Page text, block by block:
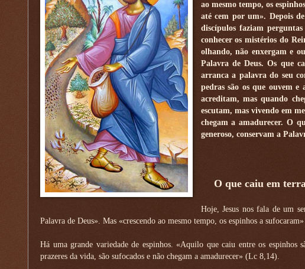
ao mesmo tempo, os
até cem por um». Depois
discípulos faziam
conhecer os mistérios do
olhando, não enxergam e
Palavra de Deus. Os que
arranca a palavra do seu
pedras são os que ouvem
acreditam, mas quando
escutam, mas vivendo em
chegam a amadurecer. O
generoso, conservam a
O que caiu em
Hoje, Jesus nos fala de um
Palavra de Deus». Mas «crescendo ao mesmo tempo, os espinhos a
Há uma grande variedade de espinhos. «Aquilo que caiu entre os espinhos
prazeres da vida, são sufocados e não chegam a amadurecer» (Lc 8,14).